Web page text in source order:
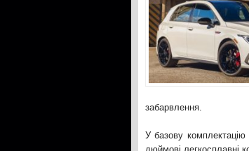
забарвлення.
У базову